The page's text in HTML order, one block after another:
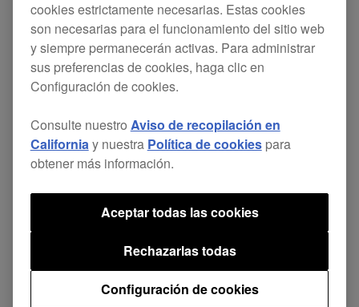
[SOLUCIONADO]
Había un problema después de girarel JOG
a alta velocidad.
DDJ-REV7Página de
descarga
del Firmware
cookies estrictamente necesarias. Estas cookies
son necesarias para el funcionamiento del sitio web
y siempre permanecerán activas. Para administrar
sus preferencias de cookies, haga clic en
Configuración de cookies.
Consulte nuestro Aviso de recopilación en
Californiay nuestra Política de cookiespara
obtener más información.
Configuración de cookies
Rechazarlas todas
Aceptar todas las cookies